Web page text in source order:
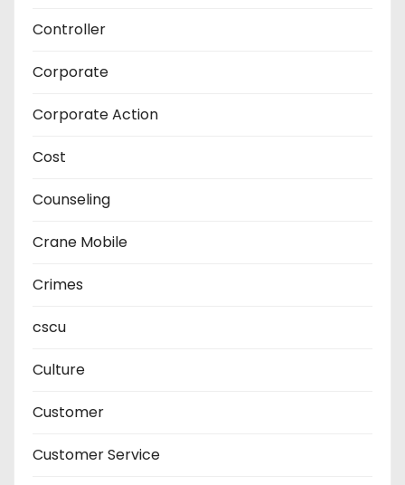
Controller
Corporate
Corporate Action
Cost
Counseling
Crane Mobile
Crimes
cscu
Culture
Customer
Customer Service